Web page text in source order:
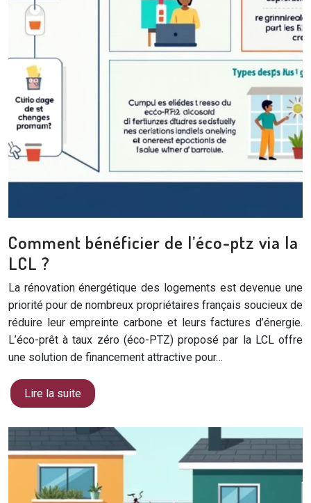
Comment bénéficier de l’éco-ptz via la
LCL ?
La rénovation énergétique des logements est devenue une
priorité pour de nombreux propriétaires français soucieux de
réduire leur empreinte carbone et leurs factures d’énergie.
L’éco-prêt à taux zéro (éco-PTZ) proposé par la LCL offre
une solution de financement attractive pour…
Lire la suite